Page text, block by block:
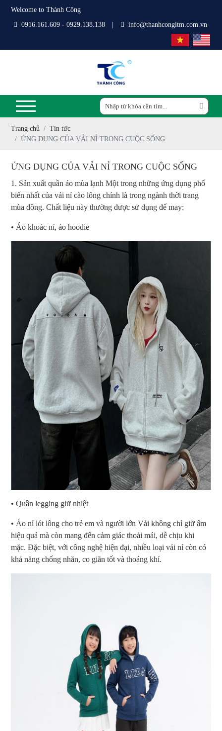
Welcome to Thành Công
0916.161.609 - 0929.138.138
info@thanhcongitm.com.vn
Trang chủ
Tin tức
ỨNG DỤNG CỦA VẢI NỈ TRONG CUỘC SỐNG
ỨNG DỤNG CỦA VẢI NỈ TRONG CUỘC SỐNG
1. Sản xuất quần áo mùa lạnh Một trong những ứng dụng phổ
biến nhất của vải nỉ cào lông chính là trong ngành thời trang
mùa đông. Chất liệu này thường được sử dụng để may:
• Áo khoác nỉ, áo hoodie
• Quần legging giữ nhiệt
• Áo nỉ lót lông cho trẻ em và người lớn Vải không chỉ giữ ấm
hiệu quả mà còn mang đến cảm giác thoải mái, dễ chịu khi
mặc. Đặc biệt, với công nghệ hiện đại, nhiều loại vải nỉ còn có
khả năng chống nhăn, co giãn tốt và thoáng khí.